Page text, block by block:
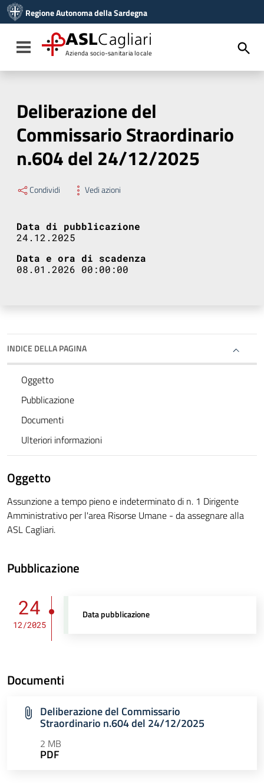
Vai al menu di navigazione
Vai al footer
Regione Autonoma della Sardegna
Toggle navigation
ASLCagliari
Azienda socio-sanitaria locale
Deliberazione del
Commissario Straordinario
n.604 del 24/12/2025
Condividi Vedi azioni
Data di pubblicazione
24.12.2025
Data e ora di scadenza
08.01.2026 00:00:00
INDICE DELLA PAGINA
Oggetto
Pubblicazione
Documenti
Ulteriori informazioni
Oggetto
Assunzione a tempo pieno e indeterminato di n. 1 Dirigente
Amministrativo per l'area Risorse Umane - da assegnare alla
ASL Cagliari.
Pubblicazione
24
12/2025
Data pubblicazione
Documenti
Deliberazione del Commissario
Straordinario n.604 del 24/12/2025
2 MB
PDF